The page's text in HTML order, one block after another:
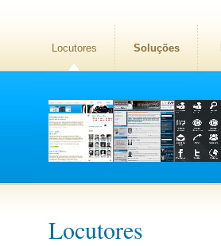
Locutores Soluções
Locutores